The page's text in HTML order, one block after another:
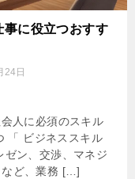
に役立つおすす
24日
人に必須のスキル
「 ビジネススキル
ゼン、交渉、マネジ
など、業務 […]